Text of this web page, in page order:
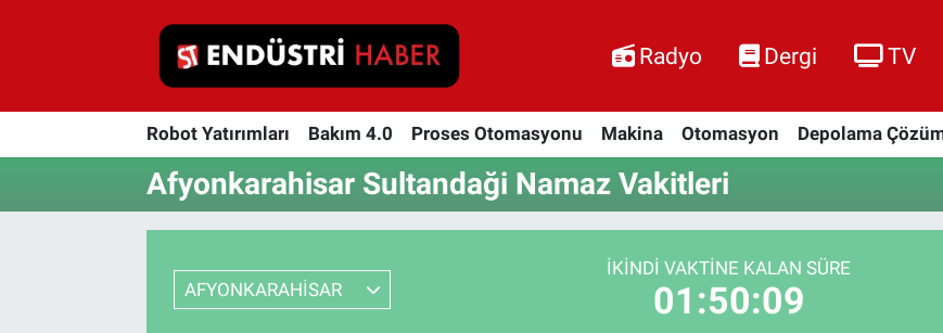
Radyo Dergi TV
Robot Yatırımları Bakım 4.0 Proses Otomasyonu Makina Otomasyon Depolama
Afyonkarahisar Sultandaği Namaz Vakitleri
AFYONKARAHİSAR
İKINDI VAKTINE KALAN SÜRE
01:50:08
Robot Yatırımları
Proses Otomasyonu